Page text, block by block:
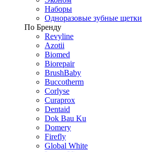
Наборы
Одноразовые зубные щетки
По Бренду
Revyline
Azotii
Biomed
Biorepair
BrushBaby
Buccotherm
Corlyse
Curaprox
Dentaid
Dok Bau Ku
Domery
Firefly
Global White